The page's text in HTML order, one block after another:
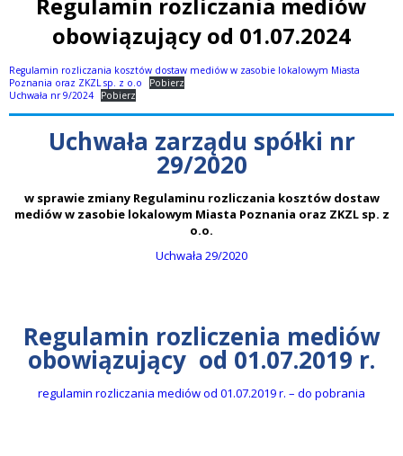
obowiązujący od 01.07.2024
Regulamin rozliczania kosztów dostaw mediów w zasobie lokalowym Miasta
Poznania oraz ZKZL sp. z o.o
Pobierz
Uchwała nr 9/2024
Pobierz
uchwała zarządu spółki nr
29/2020
w sprawie zmiany Regulaminu rozliczania kosztów dostaw
mediów w zasobie lokalowym Miasta Poznania oraz ZKZL sp. z
o.o.
Uchwała 29/2020
regulamin rozliczenia mediów
obowiązujący od 01.07.2019 r.
regulamin rozliczania mediów od 01.07.2019 r. – do pobrania